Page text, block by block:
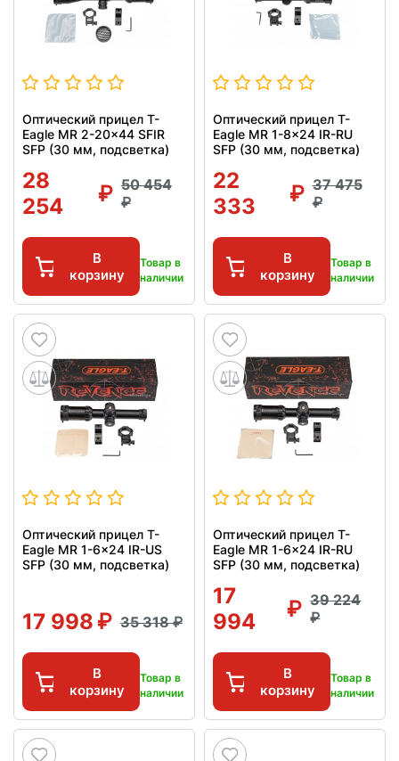
Оптический прицел T-
Eagle MR 2-20x44 SFIR
SFP (30 мм, подсветка)
28
254
50 454
В
корзину
Товар в
наличии
Оптический прицел T-
Eagle MR 1-8x24 IR-RU
SFP (30 мм, подсветка)
22
333
37 475
В
корзину
Товар в
наличии
Оптический прицел T-
Eagle MR 1-6x24 IR-US
SFP (30 мм, подсветка)
17 998 35 318
В
корзину
Товар в
наличии
Оптический прицел T-
Eagle MR 1-6x24 IR-RU
SFP (30 мм, подсветка)
17
994
39 224
В
корзину
Товар в
наличии